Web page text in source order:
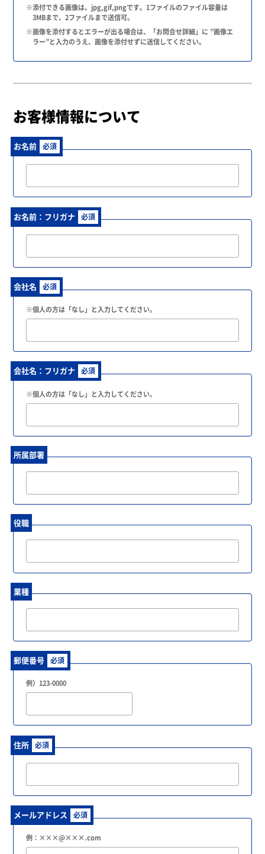
※添付できる画像は、jpg,gif,pngです。1ファイルのファイル容量は
3MBまで、2ファイルまで送信可。
※画像を添付するとエラーが出る場合は、「お問合せ詳細」に ”画像エ
ラー”と入力のうえ、画像を添付せずに送信してください。
お客様情報について
お名前 必須
お名前：フリガナ 必須
会社名 必須
※個人の方は「なし」と入力してください。
会社名：フリガナ 必須
※個人の方は「なし」と入力してください。
所属部署
役職
業種
郵便番号 必須
例）123-0000
住所 必須
メールアドレス 必須
例：×××@×××.com